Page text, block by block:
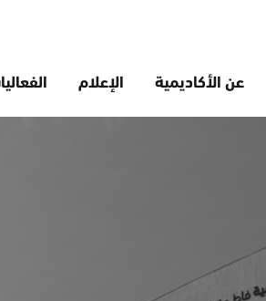
عن الأكاديمية الإعلام